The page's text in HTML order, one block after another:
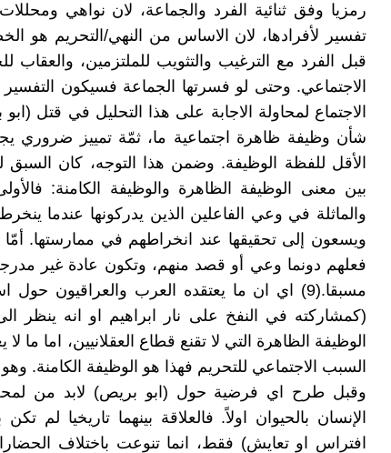
رمزيا وفق ثنائية الفرد والجماعة، لان نواهي
تفسير لأفرادها، لان الاساس من النهي/التحريم هو
قبل الفرد مع الترغيب والتثويب للملتزمين، والعقاب
الاجتماعي. وحتى لو فسرتها الجماعة فسيكون
الاجتماع لمحاولة الاجابة على هذا التحليل في قتل
شأن وظيفة ظاهرة اجتماعية ما، ثمّة تمييز ضروري
الأقل للفظة الوظيفة. وضمن هذا التوجه، كان السبق
بين معنى الوظيفة الظاهرة والوظيفة الكامنة:
والماثلة في وعي الفاعلين الذين يدركونها عندما
ويسعون إلى تحقيقها عند انخراطهم في ممارستها. أمّا
فعلهم دونما وعي أو قصد منهم، وتكون عادة غير
مسبقا.(9) اي ان ما يعتقده العرب والعراقيون
(كمشاركته في النفخ على نار ابراهيم او انه ينظر
الوظيفة الظاهرة التي لا تقنع قطاع العقلانيين، اما ما
السبب الاجتماعي للتحريم فهذا هو الوظيفة الكامنة.
وقبل طرح اي فرضية حول (ابو بريص) لابد من
الإنسان بالحيوان اولاً. فالعلاقة بينهما تاريخيا لم
افتراس او تعايش) فقط، انما تنوعت باختلاف